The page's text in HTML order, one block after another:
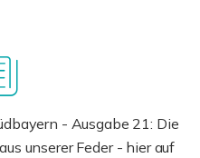
- Ausgabe 21: Die
unserer Feder - hier auf